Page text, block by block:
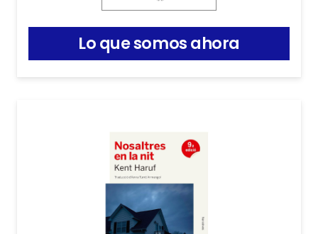
Lo que somos ahora